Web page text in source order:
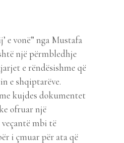
e vonë” nga Mustafa
një përmbledhje
e rëndësishme që
e shqiptarëve.
kujdes dokumentet
ofruar një
mbi të
i çmuar për ata që